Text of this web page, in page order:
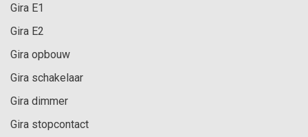
Gira E1
Gira E2
Gira opbouw
Gira schakelaar
Gira dimmer
Gira stopcontact